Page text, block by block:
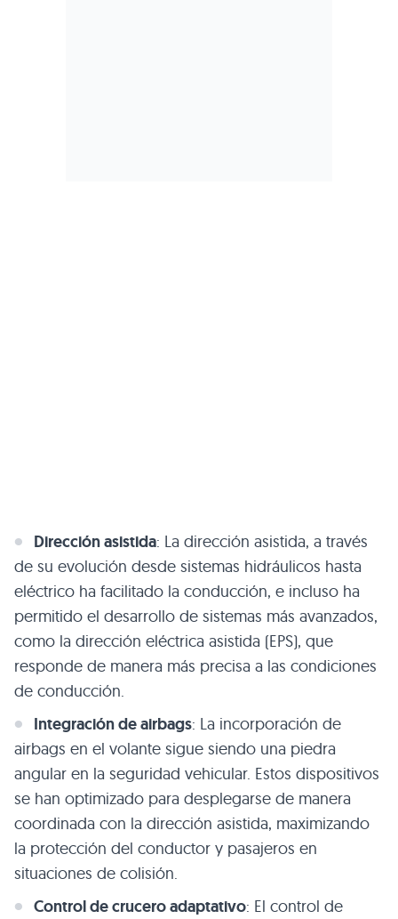
Dirección asistida: La dirección asistida, a través
de su evolución desde sistemas hidráulicos hasta
eléctrico ha facilitado la conducción, e incluso ha
permitido el desarrollo de sistemas más avanzados,
como la dirección eléctrica asistida (EPS), que
responde de manera más precisa a las condiciones
de conducción.
Integración de airbags: La incorporación de
airbags en el volante sigue siendo una piedra
angular en la seguridad vehicular. Estos dispositivos
se han optimizado para desplegarse de manera
coordinada con la dirección asistida, maximizando
la protección del conductor y pasajeros en
situaciones de colisión.
Control de crucero adaptativo: El control de